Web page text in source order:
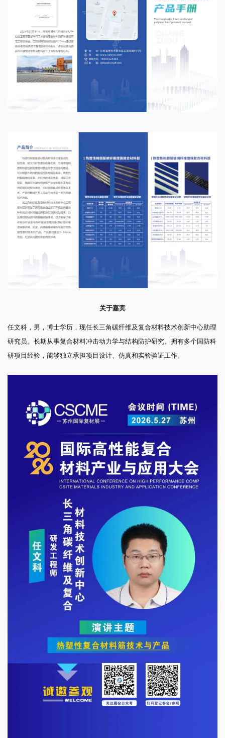
关于嘉宾
任文科，男，博士学历，现任长三角碳纤维及复合材料技术创新中心助理
研究员。长期从事复合材料冲击动力学与结构防护研究。拥有多个国防科
研项目经验，能够独立承担项目设计、仿真和实验验证工作。